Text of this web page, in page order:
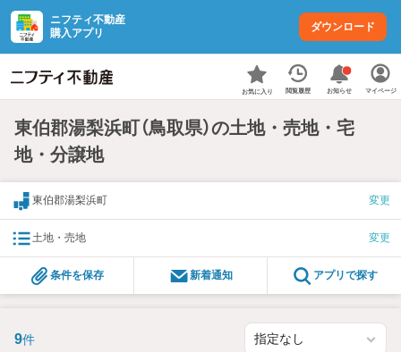
ニフティ不動産
購入アプリ
ダウンロード
お気に入り 閲覧履歴 お知らせ マイページ
東伯郡湯梨浜町（鳥取県）の土地・売地・宅
地・分譲地
東伯郡湯梨浜町 変更
土地・売地 変更
条件を保存 新着通知 アプリで探す
9件